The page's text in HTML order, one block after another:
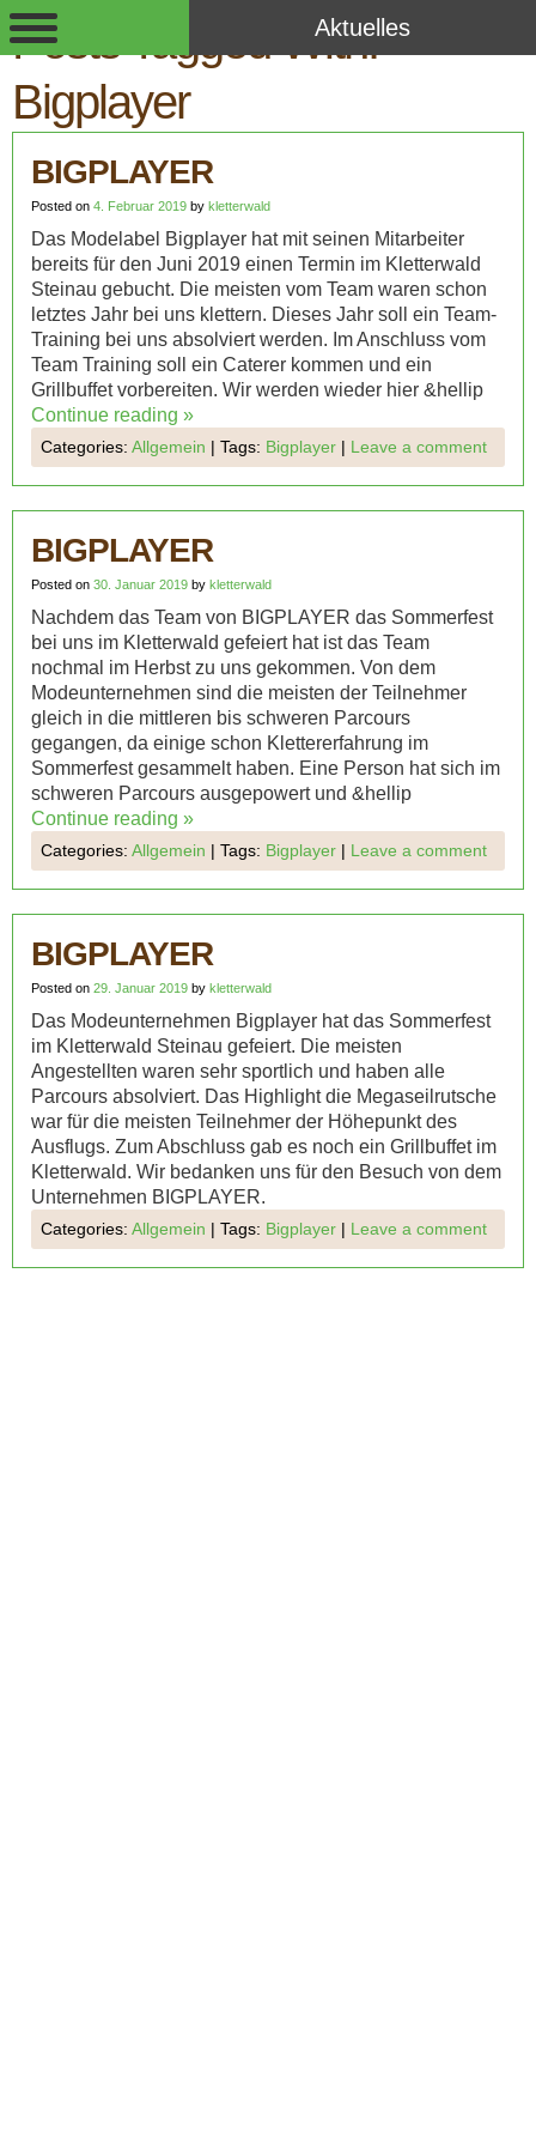
Aktuelles
Posts Tagged With:
Bigplayer
BIGPLAYER
Posted on 4. Februar 2019 by kletterwald
Das Modelabel Bigplayer hat mit seinen Mitarbeiter
bereits für den Juni 2019 einen Termin im Kletterwald
Steinau gebucht. Die meisten vom Team waren schon
letztes Jahr bei uns klettern. Dieses Jahr soll ein Team-
Training bei uns absolviert werden. Im Anschluss vom
Team Training soll ein Caterer kommen und ein
Grillbuffet vorbereiten. Wir werden wieder hier &hellip
Continue reading »
Categories: Allgemein | Tags: Bigplayer | Leave a comment
BIGPLAYER
Posted on 30. Januar 2019 by kletterwald
Nachdem das Team von BIGPLAYER das Sommerfest
bei uns im Kletterwald gefeiert hat ist das Team
nochmal im Herbst zu uns gekommen. Von dem
Modeunternehmen sind die meisten der Teilnehmer
gleich in die mittleren bis schweren Parcours
gegangen, da einige schon Klettererfahrung im
Sommerfest gesammelt haben. Eine Person hat sich im
schweren Parcours ausgepowert und &hellip
Continue reading »
Categories: Allgemein | Tags: Bigplayer | Leave a comment
BIGPLAYER
Posted on 29. Januar 2019 by kletterwald
Das Modeunternehmen Bigplayer hat das Sommerfest
im Kletterwald Steinau gefeiert. Die meisten
Angestellten waren sehr sportlich und haben alle
Parcours absolviert. Das Highlight die Megaseilrutsche
war für die meisten Teilnehmer der Höhepunkt des
Ausflugs. Zum Abschluss gab es noch ein Grillbuffet im
Kletterwald. Wir bedanken uns für den Besuch von dem
Unternehmen BIGPLAYER.
Categories: Allgemein | Tags: Bigplayer | Leave a comment